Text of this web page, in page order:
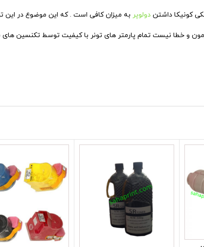
کونیکا داشتن دولوپر به میزان کافی است . که این موضوع در این
آزمون و خطا نیست تمام پارمتر های تونر با کیفیت توسط تکنسین